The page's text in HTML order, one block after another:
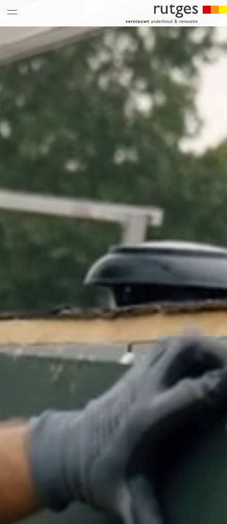
nieuws & updates
thema’s
historie
vacatures
hoe is het bij ons
historie